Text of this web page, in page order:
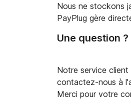
Nous ne stockons
PayPlug gère
Une question ?
Notre service
contactez-nous à
Merci pour votre